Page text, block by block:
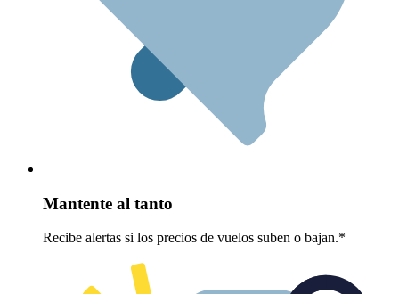
Mantente al tanto
Recibe alertas si los precios de vuelos suben o bajan.*